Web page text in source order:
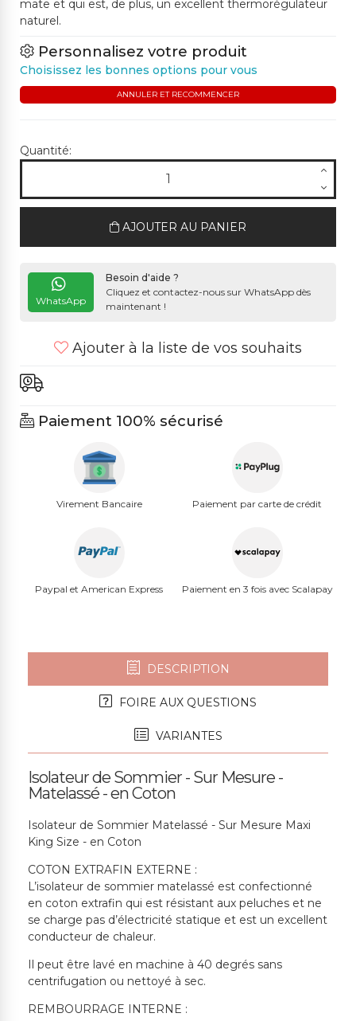
mate et qui est, de plus, un excellent thermorégulateur
naturel.
Personnalisez votre produit
Choisissez les bonnes options pour vous
ANNULER ET RECOMMENCER
Quantité:
AJOUTER AU PANIER
WhatsApp
Besoin d'aide ?
Cliquez et contactez-nous sur WhatsApp dès
maintenant !
Ajouter à la liste de vos souhaits
Paiement 100% sécurisé
Virement Bancaire Paiement par carte de crédit
Paypal et American Express Paiement en 3 fois avec Scalapay
DESCRIPTION
FOIRE AUX QUESTIONS
VARIANTES
Isolateur de Sommier - Sur Mesure -
Matelassé - en Coton
Isolateur de Sommier Matelassé - Sur Mesure Maxi
King Size - en Coton
COTON EXTRAFIN EXTERNE :
L’isolateur de sommier matelassé est confectionné
en coton extrafin qui est résistant aux peluches et ne
se charge pas d’électricité statique et est un excellent
conducteur de chaleur.
Il peut être lavé en machine à 40 degrés sans
centrifugation ou nettoyé à sec.
REMBOURRAGE INTERNE :